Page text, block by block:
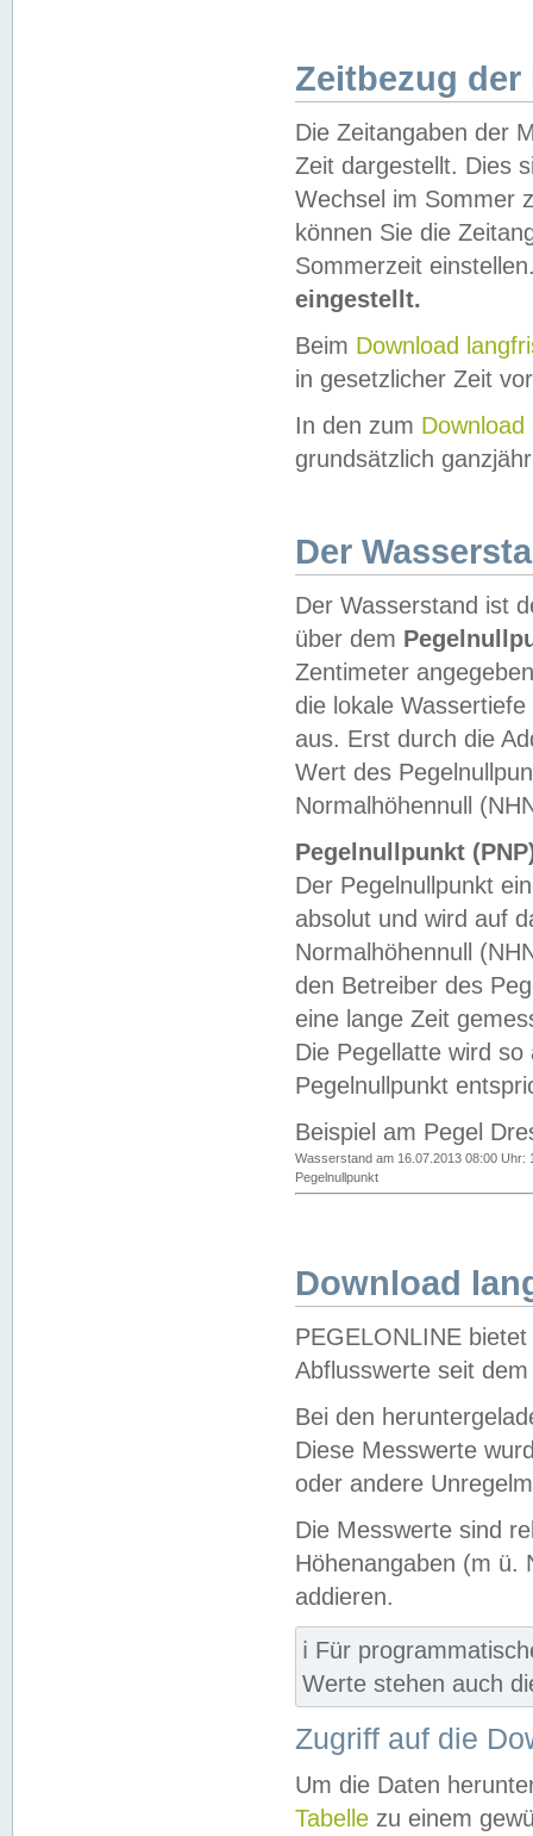
Zeitbezug der
Die Zeitangaben der
Zeit dargestellt. Dies
Wechsel im Sommer
können Sie die
Sommerzeit
eingestellt.
Beim Download
in gesetzlicher Zeit
In den zum Download
grundsätzlich
Der
Der Wasserstand ist
über dem
Zentimeter
die lokale
aus. Erst durch die
Wert des
Normalhöhennull
Pegelnullpunkt
Der Pegelnullpunkt
absolut und wird auf
Normalhöhennull
den Betreiber des
eine lange Zeit
Die Pegellatte wird
Pegelnullpunkt
Beispiel am Pegel
Wasserstand am 16.07.2013 08:00 Uhr:
Pegelnullpunkt
Download
PEGELONLINE
Abflusswerte seit
Bei den
Diese Messwerte
oder andere
Die Messwerte sind
Höhenangaben (m ü.
addieren.
ℹ️ Für
Werte stehen auch
Zugriff auf die
Um die Daten
Tabelle zu einem